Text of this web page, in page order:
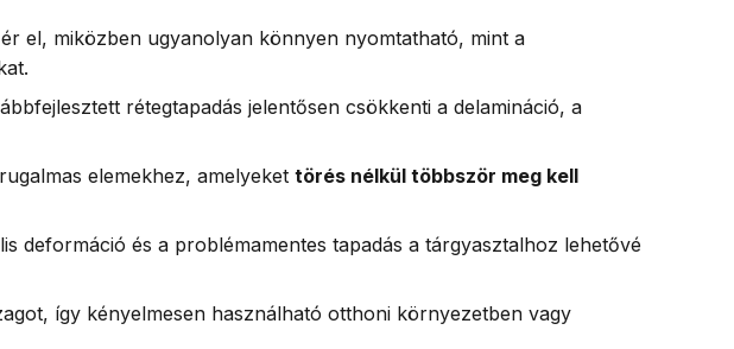
el, miközben ugyanolyan könnyen nyomtatható, mint a
rétegtapadás jelentősen csökkenti a delamináció, a
elemekhez, amelyeket törés nélkül többször meg kell
deformáció és a problémamentes tapadás a tárgyasztalhoz lehetővé
így kényelmesen használható otthoni környezetben vagy